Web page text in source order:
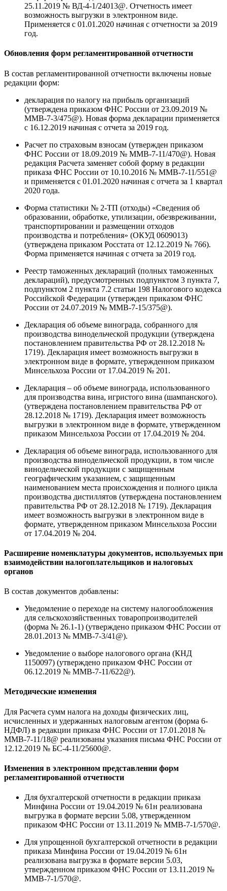
25.11.2019 № ВД-4-1/24013@. Отчетность имеет
возможность выгрузки в электронном виде.
Применяется с 01.01.2020 начиная с отчетности за 2019
год.
Обновления форм регламентированной отчетности
В состав регламентированной отчетности включены новые
редакции форм:
декларация по налогу на прибыль организаций
(утверждена приказом ФНС России от 23.09.2019 №
ММВ-7-3/475@). Новая форма декларации применяется
с 16.12.2019 начиная с отчета за 2019 год.
Расчет по страховым взносам (утвержден приказом
ФНС России от 18.09.2019 № ММВ-7-11/470@). Новая
редакция Расчета заменяет собой форму в редакции
приказа ФНС России от 10.10.2016 № ММВ-7-11/551@
и применяется с 01.01.2020 начиная с отчета за 1 квартал
2020 года.
Форма статистики № 2-ТП (отходы) «Сведения об
образовании, обработке, утилизации, обезвреживании,
транспортировании и размещении отходов
производства и потребления» (ОКУД 0609013)
(утверждена приказом Росстата от 12.12.2019 № 766).
Форма применяется начиная с отчета за 2019 год.
Реестр таможенных деклараций (полных таможенных
деклараций), предусмотренных подпунктом 3 пункта 7,
подпунктом 2 пункта 7.2 статьи 198 Налогового кодекса
Российской Федерации (утвержден приказом ФНС
России от 24.07.2019 № ММВ-7-15/375@).
Декларация об объеме винограда, собранного для
производства винодельческой продукции (утверждена
постановлением правительства РФ от 28.12.2018 №
1719). Декларация имеет возможность выгрузки в
электронном виде в формате, утвержденном приказом
Минсельхоза России от 17.04.2019 № 201.
Декларация – об объеме винограда, использованного
для производства вина, игристого вина (шампанского).
(утверждена постановлением правительства РФ от
28.12.2018 № 1719). Декларация имеет возможность
выгрузки в электронном виде в формате, утвержденном
приказом Минсельхоза России от 17.04.2019 № 204.
Декларация об объеме винограда, использованного для
производства винодельческой продукции, в том числе
винодельческой продукции с защищенным
географическим указанием, с защищенным
наименованием места происхождения и полного цикла
производства дистиллятов (утверждена постановлением
правительства РФ от 28.12.2018 № 1719). Декларация
имеет возможность выгрузки в электронном виде в
формате, утвержденном приказом Минсельхоза России
от 17.04.2019 № 204.
Расширение номенклатуры документов, используемых при
взаимодействии налогоплательщиков и налоговых
органов
В состав документов добавлены:
Уведомление о переходе на систему налогообложения
для сельскохозяйственных товаропроизводителей
(форма № 26.1-1) (утверждено приказом ФНС России от
28.01.2013 № ММВ-7-3/41@).
Уведомление о выборе налогового органа (КНД
1150097) (утверждено приказом ФНС России от
06.12.2019 № ММВ-7-11/622@).
Методические изменения
Для Расчета сумм налога на доходы физических лиц,
исчисленных и удержанных налоговым агентом (форма 6-
НДФЛ) в редакции приказа ФНС России от 17.01.2018 №
ММВ-7-11/18@ реализованы указания письма ФНС России от
12.12.2019 № БС-4-11/25600@.
Изменения в электронном представлении форм
регламентированной отчетности
Для бухгалтерской отчетности в редакции приказа
Минфина России от 19.04.2019 № 61н реализована
выгрузка в формате версии 5.08, утвержденном
приказом ФНС России от 13.11.2019 № ММВ-7-1/570@.
Для упрощенной бухгалтерской отчетности в редакции
приказа Минфина России от 19.04.2019 № 61н
реализована выгрузка в формате версии 5.03,
утвержденном приказом ФНС России от 13.11.2019 №
ММВ-7-1/570@.